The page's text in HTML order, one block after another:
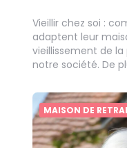
Vieillir chez soi :
adaptent leur
vieillissement de
notre société. De
MAISON DE